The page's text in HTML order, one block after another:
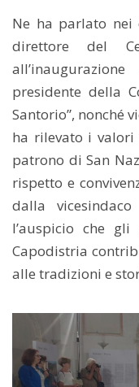
Ne ha parlato nei
direttore del
presidente della
Santorio”, nonché
ha rilevato i
patrono di San
rispetto e
dalla vicesindaco
l’auspicio che
Capodistria
alle tradizioni e